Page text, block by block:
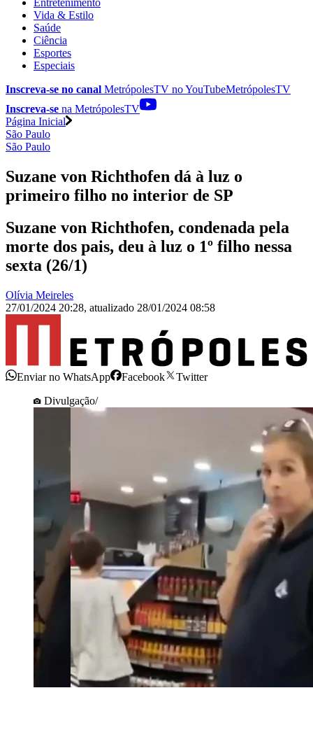
Vida & Estilo
Saúde
Ciência
Esportes
Especiais
Inscreva-se no canal MetrópolesTV noYouTubeMetrópolesTV
Inscreva-se na MetrópolesTV
Página Inicial
São Paulo
São Paulo
Suzane von Richthofen dá à luz o
primeiro filho no interior de SP
Suzane von Richthofen, condenada pela
morte dos pais, deu à luz o 1º filho nessa
sexta (26/1)
Olívia Meireles
27/01/2024 20:28, atualizado 28/01/2024 08:58
Enviar no WhatsApp Facebook
Twitter
Divulgação/